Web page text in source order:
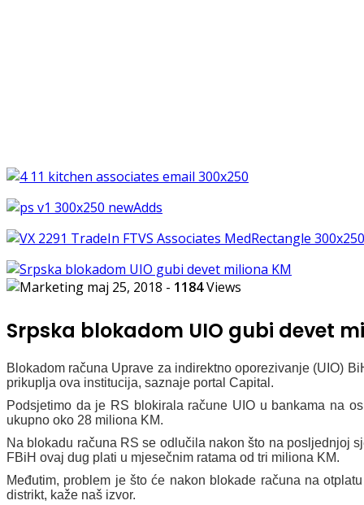
maj 25, 2018 - 1184Views
Srpska blokadom UIO gubi devet
Blokadom računa Uprave za indirektno oporezivanje (UIO)
prikuplja ova institucija, saznaje portal Capital.
Podsjetimo da je RS blokirala račune UIO u bankama na
ukupno oko 28 miliona KM.
Na blokadu računa RS se odlučila nakon što na posljednjoj
FBiH ovaj dug plati u mjesečnim ratama od tri miliona KM.
Međutim, problem je što će nakon blokade računa na
distrikt, kaže naš izvor.